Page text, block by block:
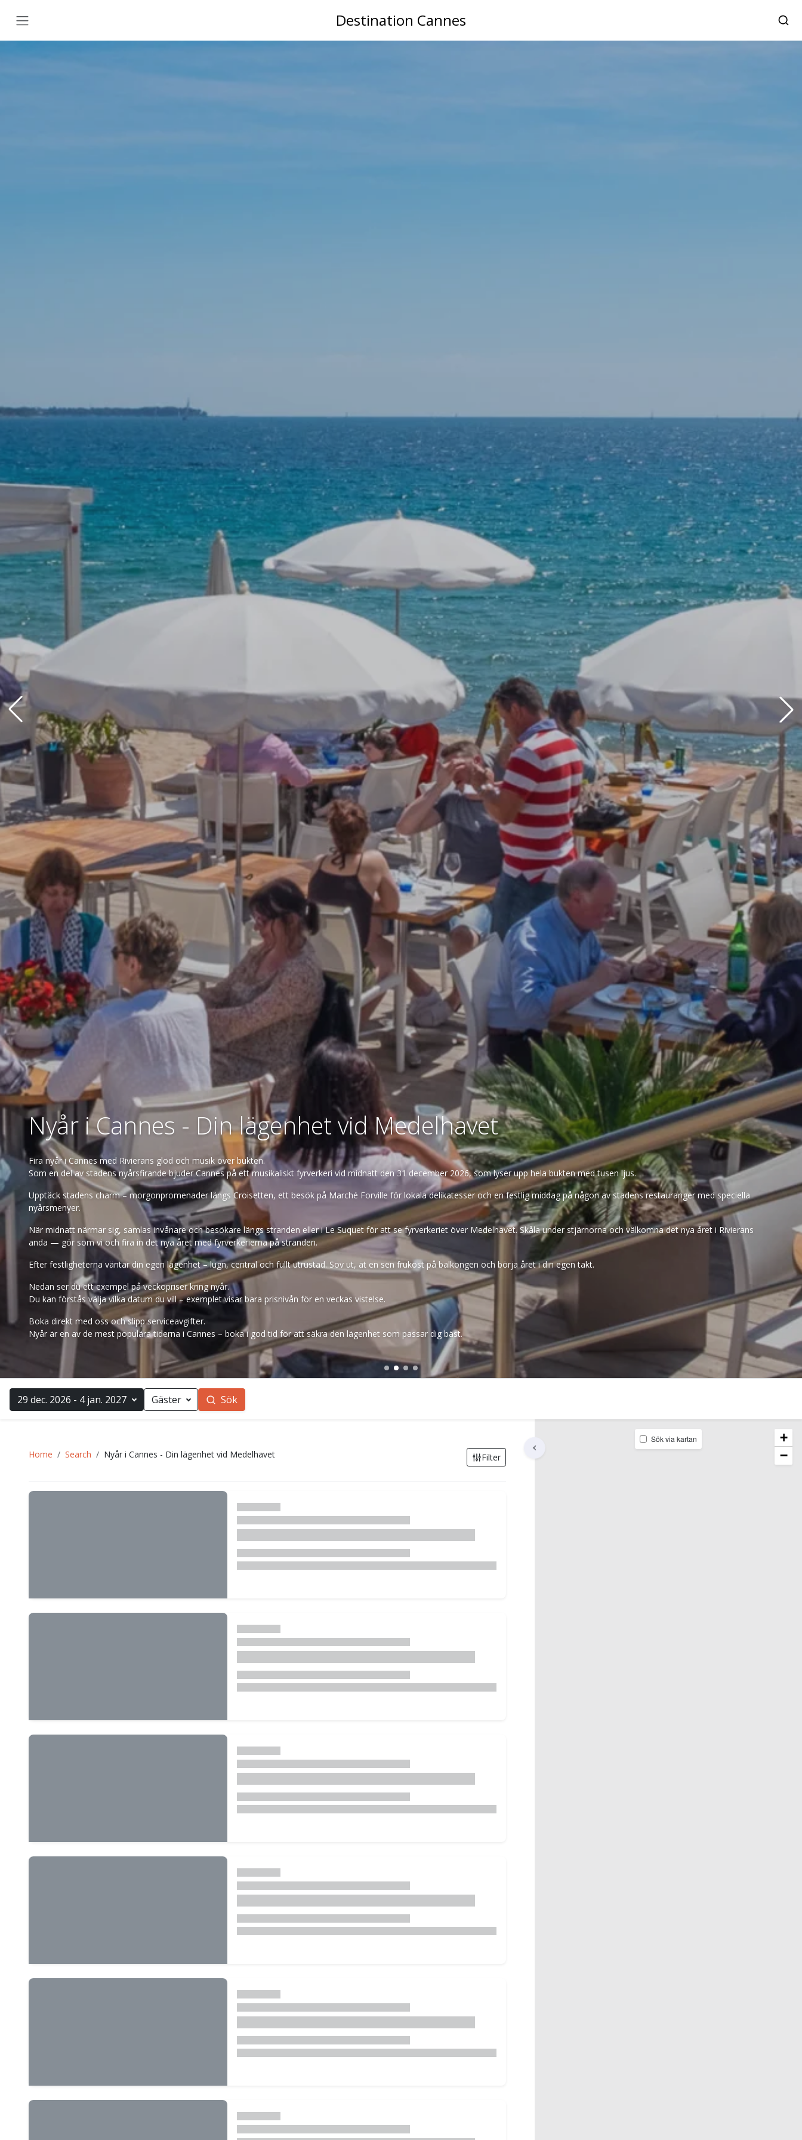
Destination Cannes
Nyår i Cannes - Din lägenhet vid Medelhavet
Fira nyår i Cannes med Rivierans glöd och musik över bukten.
Som en del av stadens nyårsfirande bjuder Cannes på ett musikaliskt fyrverkeri vid midnatt den 31 december 2026, som lyser upp hela bukten med tusen ljus.
Upptäck stadens charm – morgonpromenader längs Croisetten, ett besök på Marché Forville för lokala delikatesser och en festlig middag på någon av stadens restauranger med speciella
nyårsmenyer.
När midnatt närmar sig, samlas invånare och besökare längs stranden eller i Le Suquet för att se fyrverkeriet över Medelhavet. Skåla under stjärnorna och välkomna det nya året i Rivierans
anda — gör som vi och fira in det nya året med fyrverkerierna på stranden.
Efter festligheterna väntar din egen lägenhet – lugn, central och fullt utrustad. Sov ut, ät en sen frukost på balkongen och börja året i din egen takt.
Nedan ser du ett exempel på veckopriser kring nyår.
Du kan förstås välja vilka datum du vill – exemplet visar bara prisnivån för en veckas vistelse.
Boka direkt med oss och slipp serviceavgifter.
Nyår är en av de mest populära tiderna i Cannes – boka i god tid för att säkra den lägenhet som passar dig bäst.
29 dec. 2026 - 4 jan. 2027 Gäster Sök
Home Search Nyår i Cannes - Din lägenhet vid Medelhavet Filter
+
−
Sök via kartan